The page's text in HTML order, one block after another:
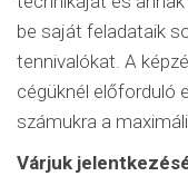
be saját feladataik
tennivalókat. A
cégüknél előforduló
számukra a
Várjuk